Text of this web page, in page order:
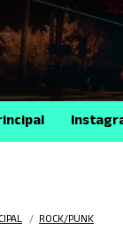
/ ROCK/PUNK